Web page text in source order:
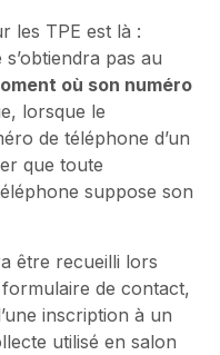
les TPE est là :
pas au
où son numéro
lorsque le
de téléphone d’un
que toute
suppose son
être recueilli lors
formulaire de contact,
inscription à un
utilisé en salon